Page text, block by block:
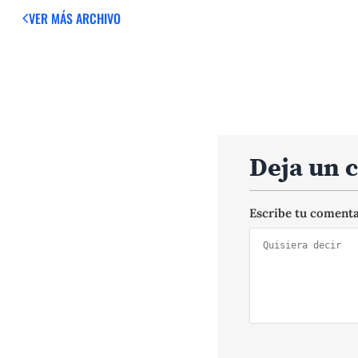
VER MÁSARCHIVO
Deja un
Escribe tu